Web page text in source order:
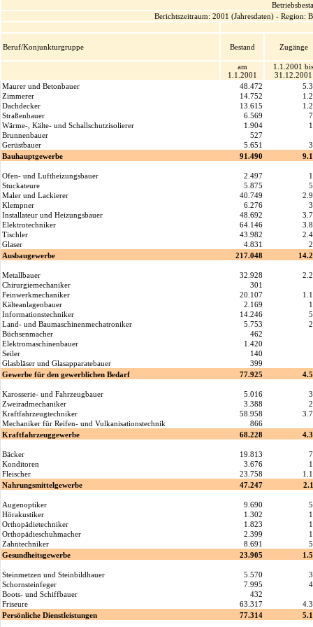
Berichtszeitraum: 2001 (Jahresdaten) -
Beruf/Konjunkturgruppe Bestand Zugänge
am
1.1.2001
1.1.2001 bis
31.12.2001
Maurer und Betonbauer
48.472
Zimmerer
14.752
Dachdecker
13.615
Straßenbauer
6.569
Wärme-, Kälte- und Schallschutzisolierer
1.904
Brunnenbauer
527
Gerüstbauer
5.651
Bauhauptgewerbe
91.490
Ofen- und Luftheizungsbauer 2.497
Stuckateure
5.875
Maler und Lackierer
40.749
Klempner
6.276
Installateur und Heizungsbauer
48.692
Elektrotechniker
64.146
Tischler
43.982
Glaser
4.831
Ausbaugewerbe
217.048
Metallbauer 32.928
Chirurgiemechaniker
301
Feinwerkmechaniker
20.107
Kälteanlagenbauer
2.169
Informationstechniker
14.246
Land- und Baumaschinenmechatroniker
5.753
Büchsenmacher
462
Elektromaschinenbauer
1.420
Seiler
140
Glasbläser und Glasapparatebauer
399
Gewerbe für den gewerblichen Bedarf
77.925
Karosserie- und Fahrzeugbauer 5.016
Zweiradmechaniker
3.388
Kraftfahrzeugtechniker
58.958
Mechaniker für Reifen- und Vulkanisationstechnik
866
Kraftfahrzeuggewerbe
68.228
Bäcker 19.813
Konditoren
3.676
Fleischer
23.758
Nahrungsmittelgewerbe
47.247
Augenoptiker 9.690
Hörakustiker
1.302
Orthopädietechniker
1.823
Orthopädieschuhmacher
2.399
Zahntechniker
8.691
Gesundheitsgewerbe
23.905
Steinmetzen und Steinbildhauer 5.570
Schornsteinfeger
7.995
Boots- und Schiffbauer
432
Friseure
63.317
Persönliche Dienstleistungen
77.314